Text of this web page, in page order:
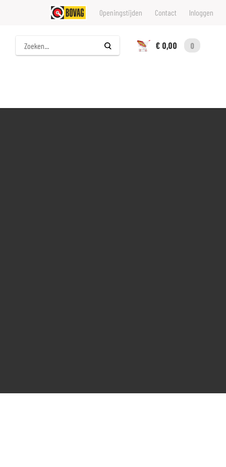
Openingstijden Contact Inloggen
Zoeken
€ 0,00
0